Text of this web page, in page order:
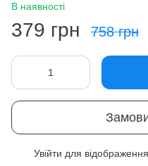
В наявності
379 грн 758 грн
Увійти для